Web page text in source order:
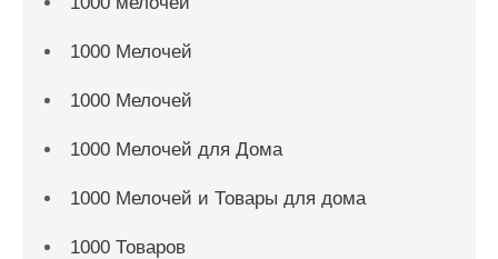
1000 Мелочей
1000 Мелочей
1000 Мелочей для Дома
1000 Мелочей и Товары для дома
1000 Товаров